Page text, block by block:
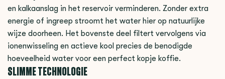
en kalkaanslag in het reservoir verminderen. Zonder extra
energie of ingreep stroomt het water hier op natuurlijke
wijze doorheen. Het bovenste deel filtert vervolgens via
ionenwisseling en actieve kool precies de benodigde
hoeveelheid water voor een perfect kopje koffie.
SLIMME TECHNOLOGIE